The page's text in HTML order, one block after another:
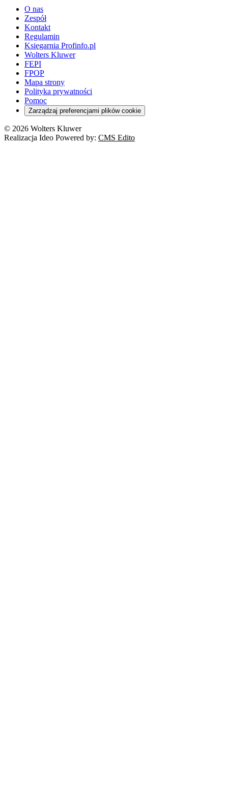
O nas
Zespół
Kontakt
Regulamin
Księgarnia Profinfo.pl
Wolters Kluwer
FEPI
FPOP
Mapa strony
Polityka prywatności
Pomoc
Zarządzaj preferencjami plików cookie
© 2026 Wolters Kluwer
Realizacja Ideo Powered by: CMS Edito